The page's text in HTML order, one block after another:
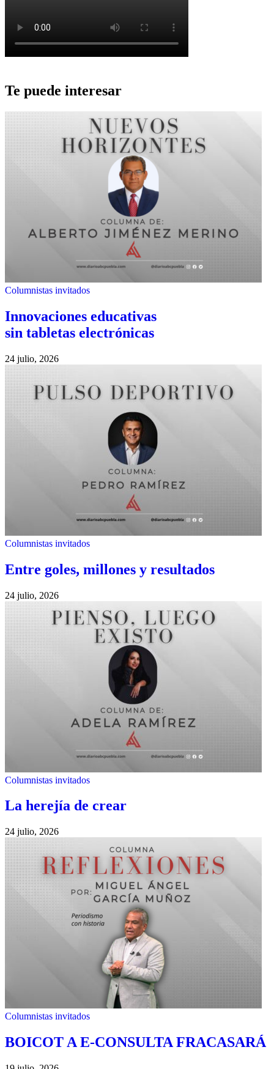
Te puede interesar
Columnistas invitados
Innovaciones educativas
sin tabletas electrónicas
24 julio, 2026
Columnistas invitados
Entre goles, millones y resultados
24 julio, 2026
Columnistas invitados
La herejía de crear
24 julio, 2026
Columnistas invitados
BOICOT A E-CONSULTA FRACASARÁ